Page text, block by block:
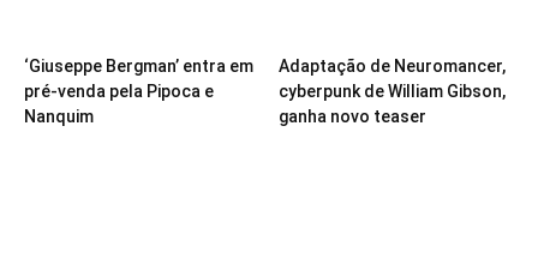
‘Giuseppe Bergman’ entra em
pré-venda pela Pipoca e
Nanquim
Adaptação de Neuromancer,
cyberpunk de William Gibson,
ganha novo teaser